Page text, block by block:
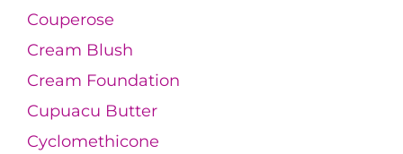
Couperose
Cream Blush
Cream Foundation
Cupuacu Butter
Cyclomethicone